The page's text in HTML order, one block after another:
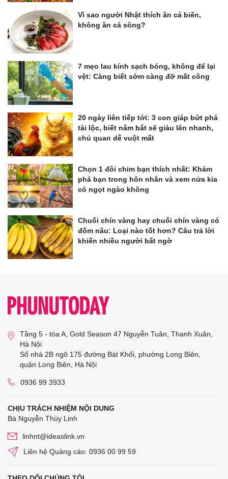
Vì sao người Nhật thích ăn cá biển,
không ăn cá sông?
7 mẹo lau kính sạch bóng, không để lại
vệt: Càng biết sớm càng đỡ mất công
20 ngày liên tiếp tới: 3 con giáp bứt phá
tài lộc, biết nắm bắt sẽ giàu lên nhanh,
chủ quan dễ vuột mất
Chọn 1 đôi chim bạn thích nhất: Khám
phá bạn trong hôn nhân và xem nửa kia
có ngọt ngào không
Chuối chín vàng hay chuối chín vàng có
đốm nâu: Loại nào tốt hơn? Câu trả lời
khiến nhiều người bất ngờ
Tầng 5 - tòa A, Gold Season 47 Nguyễn Tuân, Thanh Xuân,
Hà Nội
Số nhà 2B ngõ 175 đường Bát Khối, phường Long Biên,
quận Long Biên, Hà Nội
0936 99 3933
CHỊU TRÁCH NHIỆM NỘI DUNG
Bà Nguyễn Thùy Linh
linhnt@ideaslink.vn
Liên hệ Quảng cáo: 0936 00 99 59